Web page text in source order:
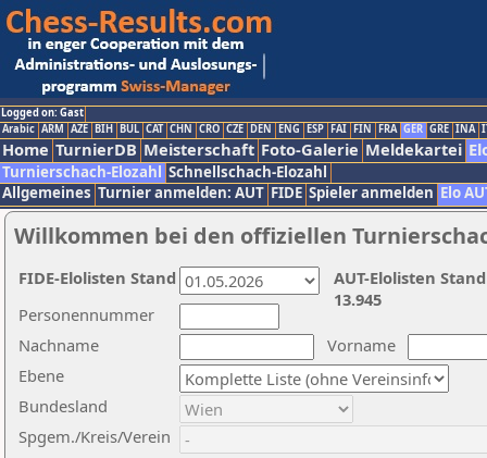
Logged on: Gast
Arabic ARM AZE BIH BUL CAT CHN CRO CZE DEN ENG ESP FAI FIN FRA GER GRE INA
Home TurnierDB Meisterschaft Foto-Galerie Meldekartei
Turnierschach-Elozahl Schnellschach-Elozahl
Allgemeines Turnier anmelden: AUT FIDE Spieler anmelden Elo
Willkommen bei den offiziellen
Nachname
Vorname
Ebene
Personennummer
Bundesland
Spgem./Kreis/Verein
AUT-Elolisten
13.945
FIDE-Elolisten Stand